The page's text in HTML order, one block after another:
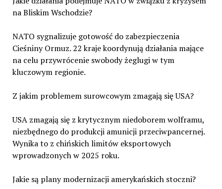
na Bliskim Wschodzie?
NATO sygnalizuje gotowość do zabezpieczenia
Cieśniny Ormuz. 22 kraje koordynują działania mające
na celu przywrócenie swobody żeglugi w tym
kluczowym regionie.
Z jakim problemem surowcowym zmagają się USA?
USA zmagają się z krytycznym niedoborem wolframu,
niezbędnego do produkcji amunicji przeciwpancernej.
Wynika to z chińskich limitów eksportowych
wprowadzonych w 2025 roku.
Jakie są plany modernizacji amerykańskich stoczni?